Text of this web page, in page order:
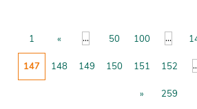
1 « ... 50 100 ...
147 148 149 150 151 152
» 259